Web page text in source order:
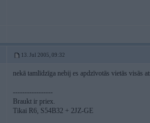
13. Jul 2005, 09:32
nekā tamlīdzīga nebij es apdzīvotās vietās visās
-----------------
Braukt ir priex.
Tikai R6, S54B32 + 2JZ-GE